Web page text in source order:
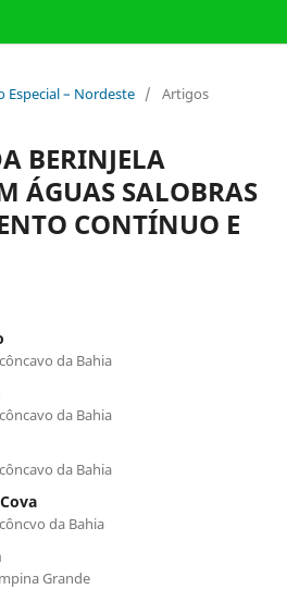
Especial – Nordeste / Artigos
BERINJELA
ÁGUAS SALOBRAS
CONTÍNUO E
da Bahia
da Bahia
da Bahia
da Bahia
Grande